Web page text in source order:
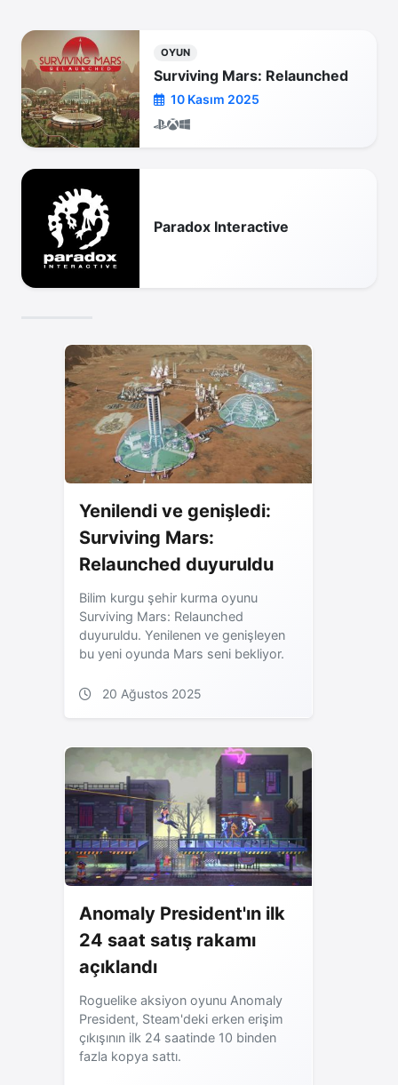
OYUN
Surviving Mars: Relaunched
10 Kasım 2025
Paradox Interactive
Yenilendi ve genişledi:
Surviving Mars:
Relaunched duyuruldu
Bilim kurgu şehir kurma oyunu
Surviving Mars: Relaunched
duyuruldu. Yenilenen ve genişleyen
bu yeni oyunda Mars seni bekliyor.
20 Ağustos 2025
Anomaly President'ın ilk
24 saat satış rakamı
açıklandı
Roguelike aksiyon oyunu Anomaly
President, Steam'deki erken erişim
çıkışının ilk 24 saatinde 10 binden
fazla kopya sattı.